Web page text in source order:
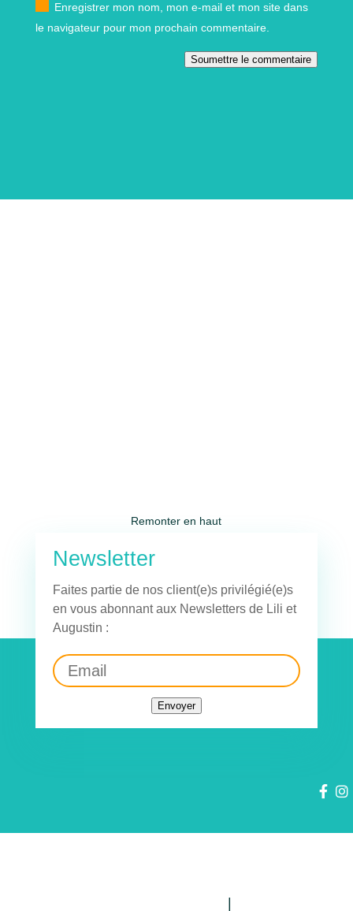
Enregistrer mon nom, mon e-mail et mon site dans
le navigateur pour mon prochain commentaire.
Soumettre le commentaire
Remonter en haut
Newsletter
Faites partie de nos client(e)s privilégié(e)s
en vous abonnant aux Newsletters de Lili et
Augustin :
Envoyer